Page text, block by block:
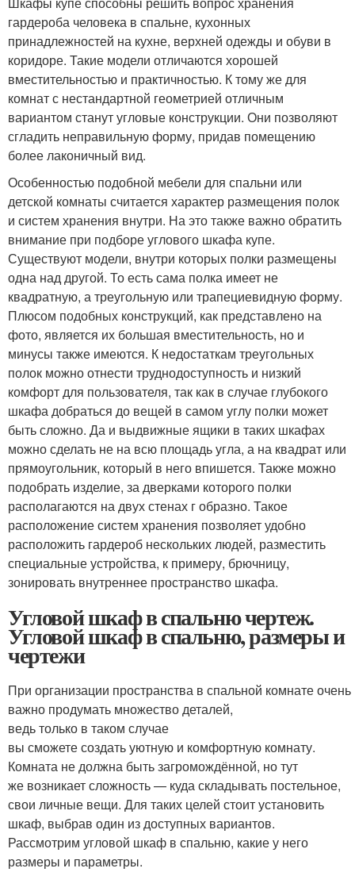
гардероба человека в спальне, кухонных
принадлежностей на кухне, верхней одежды и обуви в
коридоре. Такие модели отличаются хорошей
вместительностью и практичностью. К тому же для
комнат с нестандартной геометрией отличным
вариантом станут угловые конструкции. Они позволяют
сгладить неправильную форму, придав помещению
более лаконичный вид.
Особенностью подобной мебели для спальни или
детской комнаты считается характер размещения полок
и систем хранения внутри. На это также важно обратить
внимание при подборе углового шкафа купе.
Существуют модели, внутри которых полки размещены
одна над другой. То есть сама полка имеет не
квадратную, а треугольную или трапециевидную форму.
Плюсом подобных конструкций, как представлено на
фото, является их большая вместительность, но и
минусы также имеются. К недостаткам треугольных
полок можно отнести труднодоступность и низкий
комфорт для пользователя, так как в случае глубокого
шкафа добраться до вещей в самом углу полки может
быть сложно. Да и выдвижные ящики в таких шкафах
можно сделать не на всю площадь угла, а на квадрат или
прямоугольник, который в него впишется. Также можно
подобрать изделие, за дверками которого полки
располагаются на двух стенах г образно. Такое
расположение систем хранения позволяет удобно
расположить гардероб нескольких людей, разместить
специальные устройства, к примеру, брючницу,
зонировать внутреннее пространство шкафа.
Угловой шкаф в спальню чертеж.
Угловой шкаф в спальню, размеры и
чертежи
При организации пространства в спальной комнате очень
важно продумать множество деталей,
ведь только в таком случае
вы сможете создать уютную и комфортную комнату.
Комната не должна быть загромождённой, но тут
же возникает сложность — куда складывать постельное,
свои личные вещи. Для таких целей стоит установить
шкаф, выбрав один из доступных вариантов.
Рассмотрим угловой шкаф в спальню, какие у него
размеры и параметры.